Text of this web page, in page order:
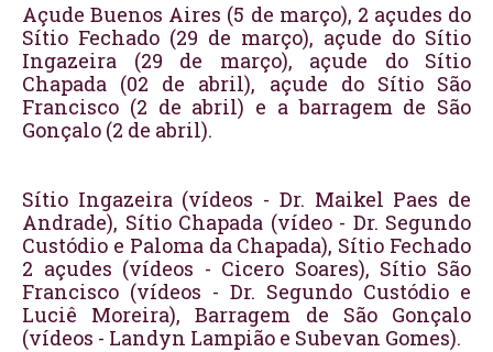
Açude Buenos Aires (5 de março), 2 açudes do
Sítio Fechado (29 de março), açude do Sítio
Ingazeira (29 de março), açude do Sítio
Chapada (02 de abril), açude do Sítio São
Francisco (2 de abril) e a barragem de São
Gonçalo (2 de abril).
Sítio Ingazeira (vídeos - Dr. Maikel Paes de
Andrade), Sítio Chapada (vídeo - Dr. Segundo
Custódio e Paloma da Chapada), Sítio Fechado
2 açudes (vídeos - Cicero Soares), Sítio São
Francisco (vídeos - Dr. Segundo Custódio e
Luciê Moreira), Barragem de São Gonçalo
(vídeos - Landyn Lampião e Subevan Gomes).